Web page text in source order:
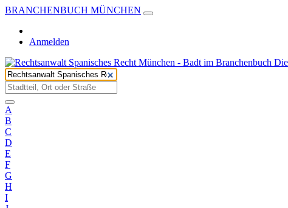
BRANCHENBUCH MÜNCHEN
Anmelden
A
B
C
D
E
F
G
H
I